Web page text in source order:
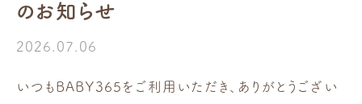
のお知らせ
2026.07.06
いつもBABY365をご利用いただき、ありがとうござい